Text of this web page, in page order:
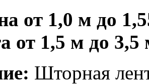
от 1,0 м до
от 1,5 м до 3,5
Шторная